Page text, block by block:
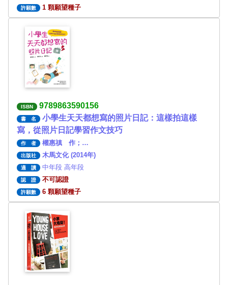
許願數 1 顆願望種子
ISBN 9789863590156
書 名
小學生天天都想寫的照片日記：這樣拍這樣
寫，從照片日記學習作文技巧
作 者 權惠禛 作；…
出版社 木馬文化 (2014年)
適 讀 中年段 高年段
認 證 不可認證
許願數 6 顆願望種子